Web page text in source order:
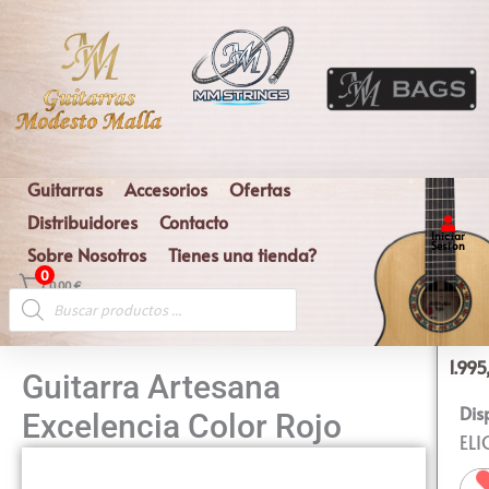
contenido
Guitarras Accesorios
Ofertas
Distribuidores
Contacto
Sobre Nosotros
Tienes una tienda?
Iniciar
Sesion
0
0,00€
Búsqueda
de
productos
Guitarra Artesana
Excelencia Color Rojo